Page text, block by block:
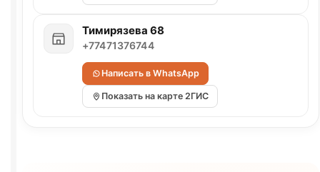
Тимирязева 68
+77471376744
Написать в WhatsApp
Показать на карте 2ГИС